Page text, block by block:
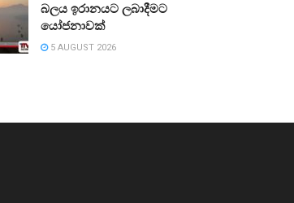
බලය ඉරානයට ලබාදීමට
යෝජනාවක්
5 AUGUST 2026